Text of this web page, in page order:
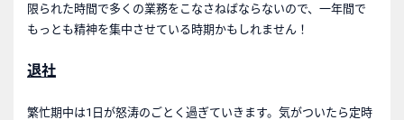
限られた時間で多くの業務をこなさねばならないので、一年間で
もっとも精神を集中させている時期かもしれません！
退社
繁忙期中は1日が怒涛のごとく過ぎていきます。気がついたら定時